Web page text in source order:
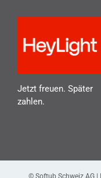
Jetzt freuen. Später
zahlen.
© Softub Schweiz AG |